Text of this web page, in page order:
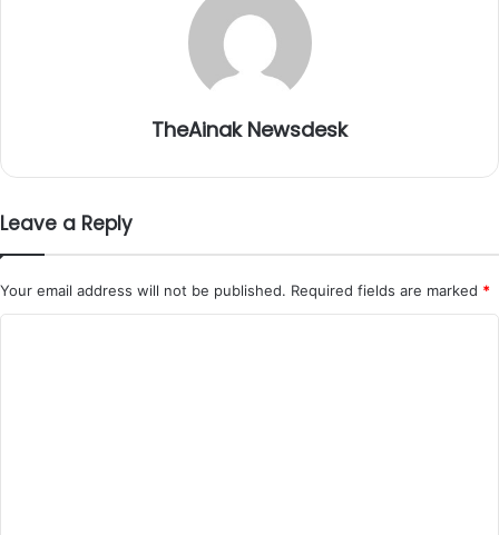
TheAinak Newsdesk
Leave a Reply
Your email address will not be published. Required fields are marked *